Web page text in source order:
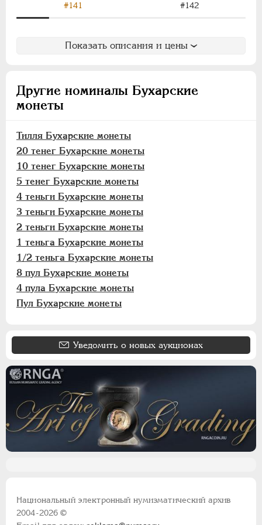
#141 #142
Показать описания и цены
Другие номиналы Бухарские
монеты
Тилля Бухарские монеты
20 тенег Бухарские монеты
10 тенег Бухарские монеты
5 тенег Бухарские монеты
4 теньги Бухарские монеты
3 теньги Бухарские монеты
2 теньги Бухарские монеты
1 теньга Бухарские монеты
1/2 теньга Бухарские монеты
8 пул Бухарские монеты
4 пула Бухарские монеты
Пул Бухарские монеты
Уведомить о новых аукционах
20 тенег
3 теньги
2 теньги
1/2 теньга
8 пул
4 пула
2 пула
Пул
Хивинское ханство
Хорезмская Республика
Йеверские монеты
Ионийские монеты
Польские. Осада Замостья
Польские. Восстание 1830-1831
Французские монеты
Австрийские дукаты
Германская оккупация 1916
Национальный электронный нумизматический архив
2004-2026 ©